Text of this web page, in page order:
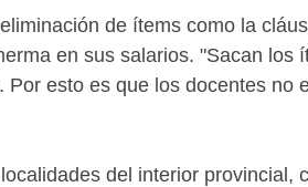
de ítems como la
en sus salarios. "Sacan
esto es que los docentes no
del interior provincial,